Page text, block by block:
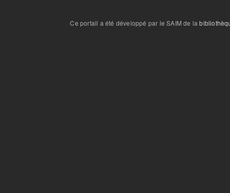
Ce portail a été développé par le SAIM de la